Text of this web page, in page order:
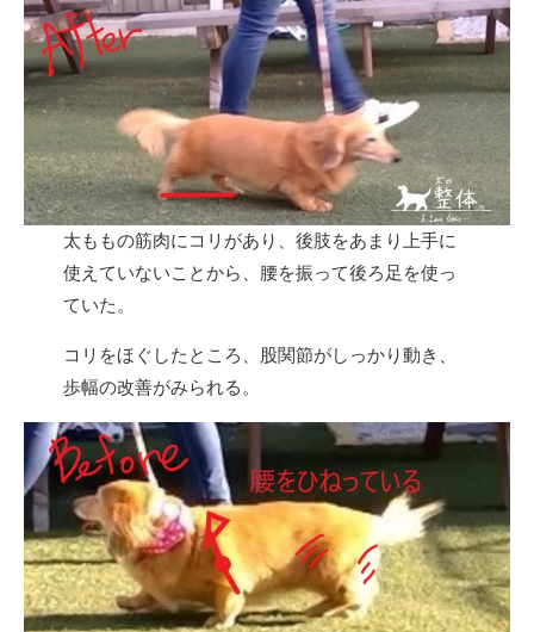
太ももの筋肉にコリがあり、後肢をあまり上手に
使えていないことから、腰を振って後ろ足を使っ
ていた。
コリをほぐしたところ、股関節がしっかり動き、
歩幅の改善がみられる。